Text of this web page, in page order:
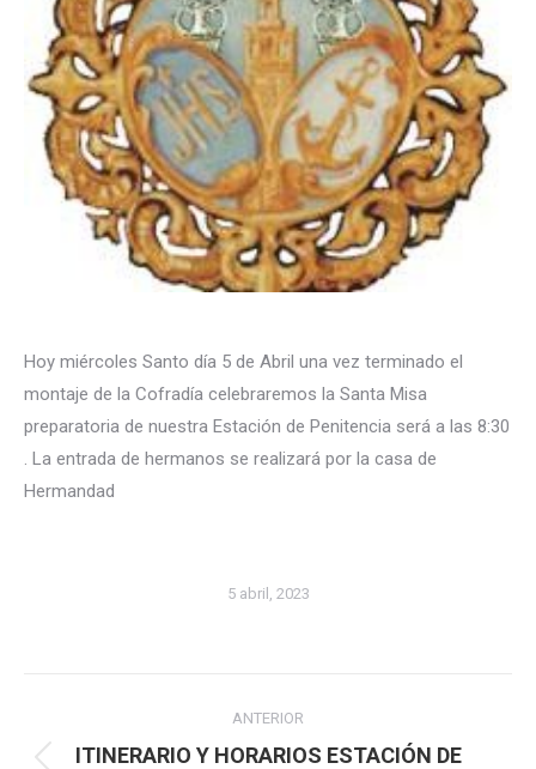
Hoy miércoles Santo día 5 de Abril una vez terminado el
montaje de la Cofradía celebraremos la Santa Misa
preparatoria de nuestra Estación de Penitencia será a las 8:30
. La entrada de hermanos se realizará por la casa de
Hermandad
5 abril, 2023
entre
ANTERIOR
ITINERARIO Y HORARIOS ESTACIÓN DE